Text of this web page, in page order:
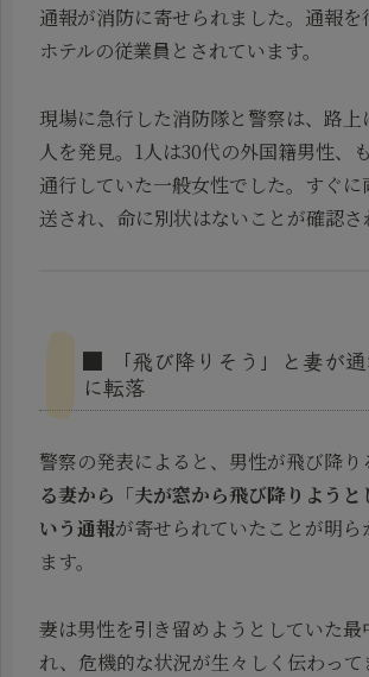
通報が消防に寄せられました。通報を
ホテルの従業員とされています。
現場に急行した消防隊と警察は、路上
人を発見。1人は30代の外国籍男性、
通行していた一般女性でした。すぐに
送され、命に別状はないことが確認さ
■ 「飛び降りそう」と妻が
に転落
警察の発表によると、男性が飛び降り
る妻から「夫が窓から飛び降りようと
いう通報が寄せられていたことが明ら
ます。
妻は男性を引き留めようとしていた最
れ、危機的な状況が生々しく伝わっ